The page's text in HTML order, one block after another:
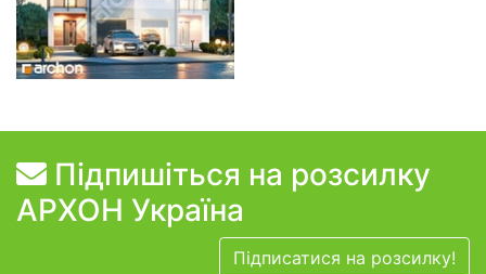
Підпишіться на розсилку
АРХОН Україна
Підписатися на розсилку!